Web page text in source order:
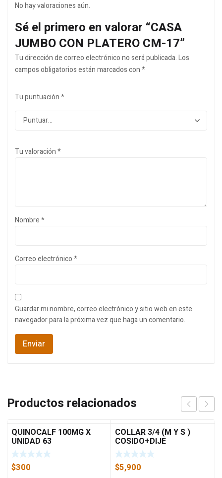
No hay valoraciones aún.
Sé el primero en valorar “CASA
JUMBO CON PLATERO CM-17”
Tu dirección de correo electrónico no será publicada.Los
campos obligatorios están marcados con*
Tu puntuación*
Tu valoración*
Nombre*
Correo electrónico*
Guardar mi nombre, correo electrónico y sitio web en este
navegador para la próxima vez que haga un comentario.
Productos relacionados
QUINOCALF 100MG X
UNIDAD 63
$300
COLLAR 3/4 (M Y S )
COSIDO+DIJE
$5,900